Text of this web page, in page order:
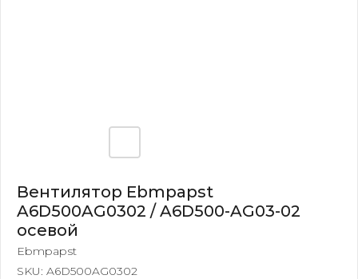
Вентилятор Ebmpapst
A6D500AG0302 / A6D500-AG03-02
осевой
Ebmpapst
SKU: A6D500AG0302